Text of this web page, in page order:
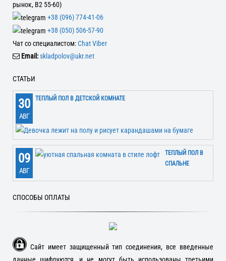
рынок, В2 55-60)
+38 (096) 774-41-06
+38 (050) 506-57-90
Чат со специалистом:Chat Viber
Email:skladpolov@ukr.net
СТАТЬИ
30
АВГ
ТЕПЛЫЙ ПОЛ В ДЕТСКОЙ КОМНАТЕ
09
АВГ
ТЕПЛЫЙ ПОЛ В
СПАЛЬНЕ
СПОСОБЫ ОПЛАТЫ
Сайт имеет защищенный тип соединения, все введенные
данные шифруются, и не могут быть использованы третьими